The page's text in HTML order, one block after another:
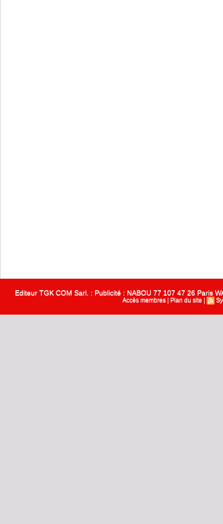
Editeur TGK COM Sarl. : Publicité : NABOU 77 107 47 26 Paris
Accès membres Plan du site